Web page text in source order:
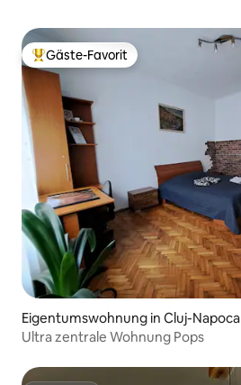
Beliebter Gäste-Favorit.
Gäste-Favorit
Eigentumswohnung in Cluj-Napoca
Ultra zentrale Wohnung Pops